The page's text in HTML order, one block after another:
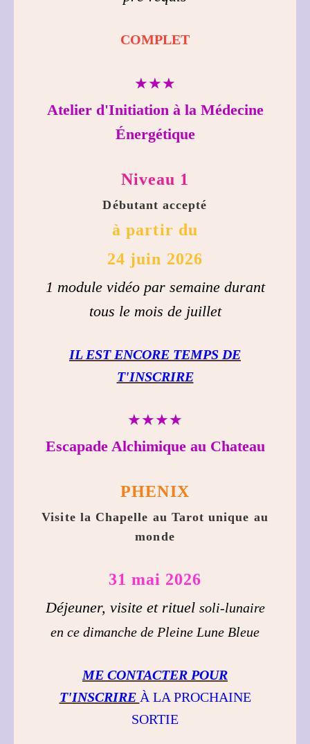
COMPLET
★★★
Atelier d'Initiation à la Médecine
Énergétique
Niveau 1
Débutant accepté
à partir du
24 juin 2026
1 module vidéo par semaine durant
tous le mois de juillet
IL EST ENCORE TEMPS DE
T'INSCRIRE
★★★★
Escapade Alchimique au Chateau
PHENIX
Visite la Chapelle au Tarot unique au
monde
31 mai 2026
Déjeuner, visite et rituel soli-lunaire
en ce dimanche de Pleine Lune Bleue
ME CONTACTER POUR
T'INSCRIRE À LA PROCHAINE
SORTIE